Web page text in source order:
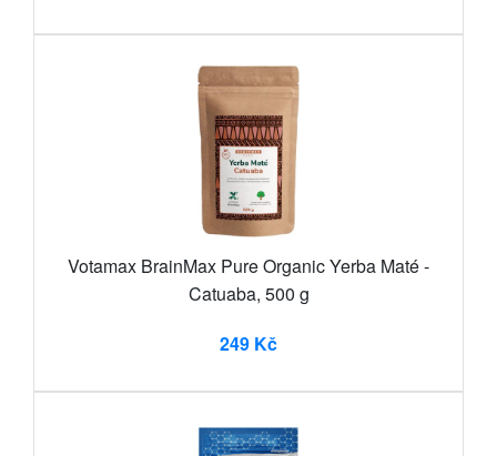
Votamax BrainMax Pure Organic Yerba Maté -
Catuaba, 500 g
249 Kč